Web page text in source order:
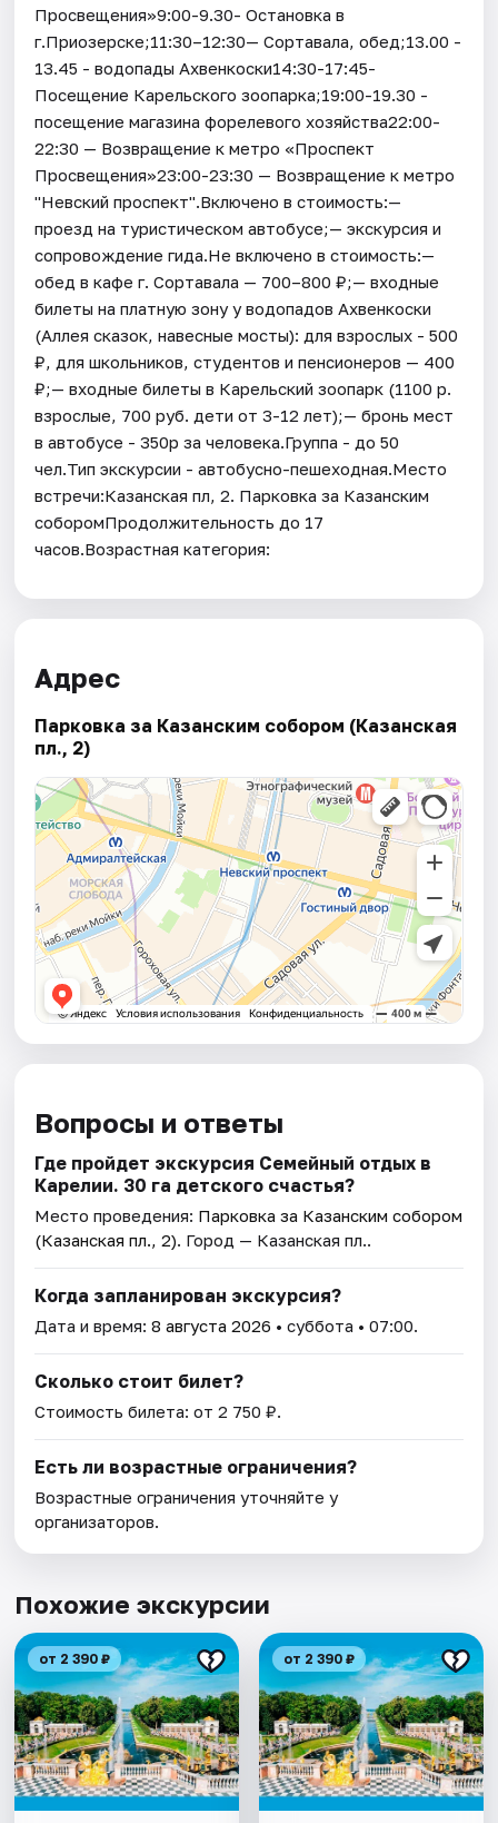
Просвещения»9:00-9.30- Остановка в
г.Приозерске;11:30–12:30— Сортавала, обед;13.00 -
13.45 - водопады Ахвенкоски14:30-17:45-
Посещение Карельского зоопарка;19:00-19.30 -
посещение магазина форелевого хозяйства22:00-
22:30 — Возвращение к метро «Проспект
Просвещения»23:00-23:30 — Возвращение к метро
"Невский проспект".Включено в стоимость:—
проезд на туристическом автобусе;— экскурсия и
сопровождение гида.Не включено в стоимость:—
обед в кафе г. Сортавала — 700–800 ₽;— входные
билеты на платную зону у водопадов Ахвенкоски
(Аллея сказок, навесные мосты): для взрослых - 500
₽, для школьников, студентов и пенсионеров — 400
₽;— входные билеты в Карельский зоопарк (1100 р.
взрослые, 700 руб. дети от 3-12 лет);— бронь мест
в автобусе - 350р за человека.Группа - до 50
чел.Тип экскурсии - автобусно-пешеходная.Место
встречи:Казанская пл, 2. Парковка за Казанским
соборомПродолжительность до 17
часов.Возрастная категория:
Адрес
Парковка за Казанским собором (Казанская
пл., 2)
Вопросы и ответы
Где пройдет экскурсия Семейный отдых в
Карелии. 30 га детского счастья?
Место проведения: Парковка за Казанским собором
(Казанская пл., 2). Город — Казанская пл..
Когда запланирован экскурсия?
Дата и время:8 августа 2026 • суббота • 07:00.
Сколько стоит билет?
Стоимость билета: от 2 750 ₽.
Есть ли возрастные ограничения?
Возрастные ограничения уточняйте у
организаторов.
Похожие экскурсии
от 2 390 ₽ от 2 390 ₽